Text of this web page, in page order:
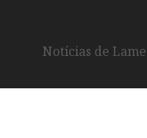
Notícias de